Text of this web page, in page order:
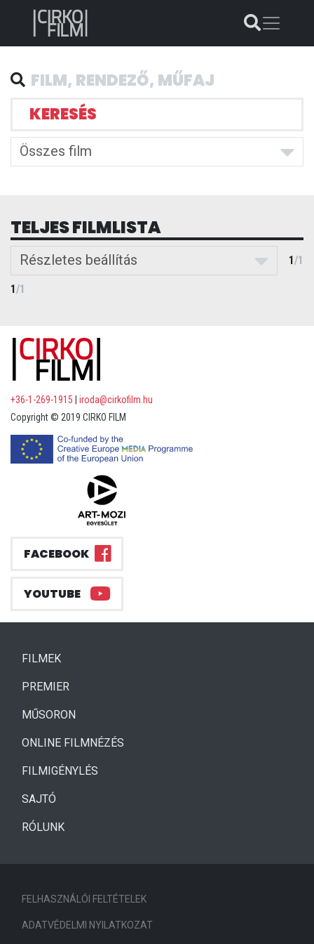
KERESÉS
Összes film
TELJES FILMLISTA
Részletes beállítás 1/1
1/1
+36-1-269-1915
iroda@cirkofilm.hu
Copyright © 2019 CIRKO FILM
FACEBOOK
YOUTUBE
FILMEK(CURRENT)
PREMIER
MŰSORON
ONLINE FILMNÉZÉS
FILMIGÉNYLÉS
SAJTÓ
RÓLUNK
FELHASZNÁLÓI FELTÉTELEK
ADATVÉDELMI NYILATKOZAT